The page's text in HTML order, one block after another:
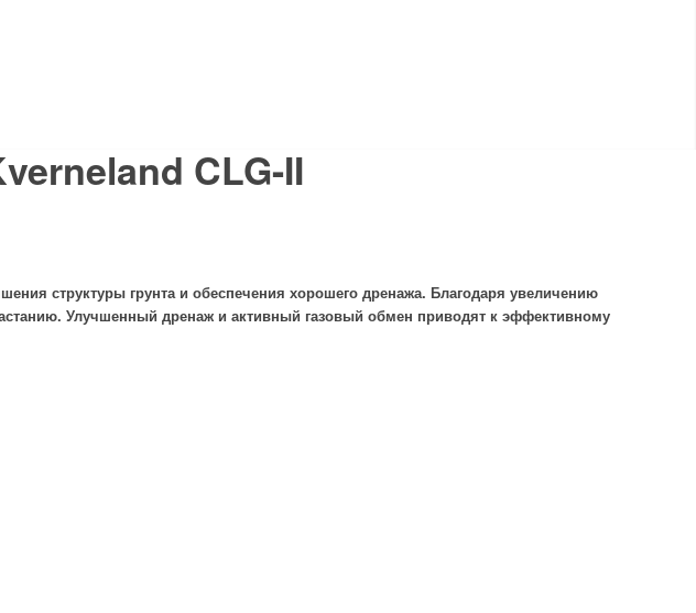
CLG-II
структуры грунта и обеспечения хорошего дренажа. Благодаря увеличению
Улучшенный дренаж и активный газовый обмен приводят к эффективному